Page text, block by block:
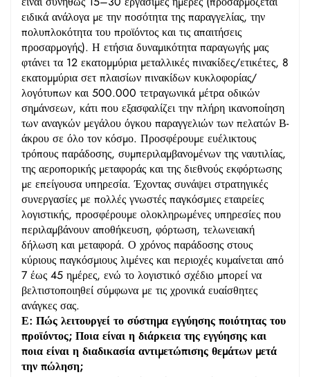
ειδικά ανάλογα με την ποσότητα της παραγγελίας, την
πολυπλοκότητα του προϊόντος και τις απαιτήσεις
προσαρμογής). Η ετήσια δυναμικότητα παραγωγής μας
φτάνει τα 12 εκατομμύρια μεταλλικές πινακίδες/ετικέτες, 8
εκατομμύρια σετ πλαισίων πινακίδων κυκλοφορίας/
λογότυπων και 500.000 τετραγωνικά μέτρα οδικών
σημάνσεων, κάτι που εξασφαλίζει την πλήρη ικανοποίηση
των αναγκών μεγάλου όγκου παραγγελιών των πελατών Β-
άκρου σε όλο τον κόσμο. Προσφέρουμε ευέλικτους
τρόπους παράδοσης, συμπεριλαμβανομένων της ναυτιλίας,
της αεροπορικής μεταφοράς και της διεθνούς εκφόρτωσης
με επείγουσα υπηρεσία. Έχοντας συνάψει στρατηγικές
συνεργασίες με πολλές γνωστές παγκόσμιες εταιρείες
λογιστικής, προσφέρουμε ολοκληρωμένες υπηρεσίες που
περιλαμβάνουν αποθήκευση, φόρτωση, τελωνειακή
δήλωση και μεταφορά. Ο χρόνος παράδοσης στους
κύριους παγκόσμιους λιμένες και περιοχές κυμαίνεται από
7 έως 45 ημέρες, ενώ το λογιστικό σχέδιο μπορεί να
βελτιστοποιηθεί σύμφωνα με τις χρονικά ευαίσθητες
ανάγκες σας.
Ε: Πώς λειτουργεί το σύστημα εγγύησης ποιότητας του
προϊόντος; Ποια είναι η διάρκεια της εγγύησης και
ποια είναι η διαδικασία αντιμετώπισης θεμάτων μετά
την πώληση;